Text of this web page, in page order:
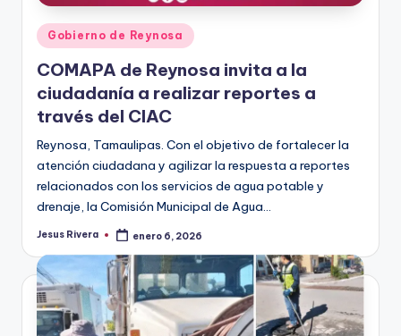
Publicado
en
Gobierno de Reynosa
COMAPA de Reynosa invita a la
ciudadanía a realizar reportes a
través del CIAC
Reynosa, Tamaulipas. Con el objetivo de fortalecer la
atención ciudadana y agilizar la respuesta a reportes
relacionados con los servicios de agua potable y
drenaje, la Comisión Municipal de Agua…
Publicado
Jesus Rivera enero 6, 2026